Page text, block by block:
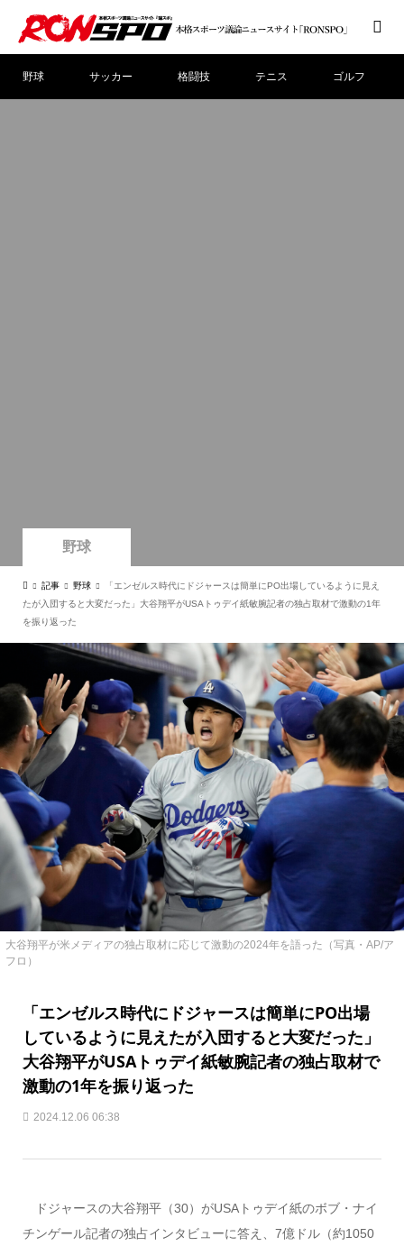
野球 サッカー 格闘技 テニス ゴルフ
野球
記事 野球
「エンゼルス時代にドジャースは簡単にPO出場しているように見え
たが入団すると大変だった」大谷翔平がUSAトゥデイ紙敏腕記者の独占取材で激動の1年
を振り返った
大谷翔平が米メディアの独占取材に応じて激動の2024年を語った（写真・AP/ア
フロ）
「エンゼルス時代にドジャースは簡単にPO出場
しているように見えたが入団すると大変だった」
大谷翔平がUSAトゥデイ紙敏腕記者の独占取材で
激動の1年を振り返った
2024.12.06 06:38
ドジャースの大谷翔平（30）がUSAトゥデイ紙のボブ・ナイ
チンゲール記者の独占インタビューに答え、7億ドル（約1050